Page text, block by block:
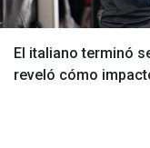
El italiano terminó
reveló cómo